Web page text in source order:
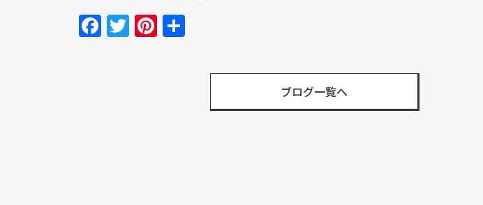
Facebook
TwitterPinterest
ブログ一覧へ